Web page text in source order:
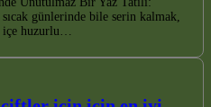
günlerinde bile serin kalmak,
içe huzurlu…